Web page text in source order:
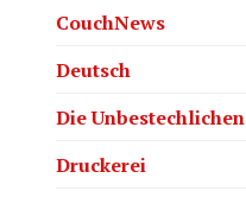
CouchNews
Deutsch
Die Unbestechlichen
Druckerei